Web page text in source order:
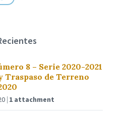
8 – Serie 2020-2021
Traspaso de Terreno
1 attachment